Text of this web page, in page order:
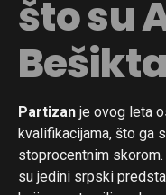
što su
Partizan je ovog leta
kvalifikacijama, što ga
stoprocentnim
su jedini srpski